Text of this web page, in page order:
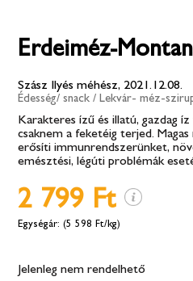
Erdeiméz-
Szász Ilyés méhész, 2021.12.08.
Édesség/ snack / Lekvár- méz-
Karakteres ízű és illatú, gazdag
csaknem a feketéig terjed.
erősíti immunrendszerünket,
emésztési, légúti problémák
2 799 Ft
(5 598 Ft/kg)
Jelenleg nem rendelhető